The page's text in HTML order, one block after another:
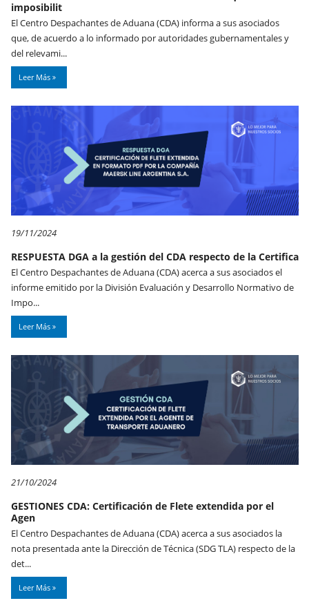
imposibilit
El Centro Despachantes de Aduana (CDA) informa a sus asociados
que, de acuerdo a lo informado por autoridades gubernamentales y
del relevami...
Leer Más
19/11/2024
RESPUESTA DGA a la gestión del CDA respecto de la Certifica
El Centro Despachantes de Aduana (CDA) acerca a sus asociados el
informe emitido por la División Evaluación y Desarrollo Normativo de
Impo...
Leer Más
21/10/2024
GESTIONES CDA: Certificación de Flete extendida por el
Agen
El Centro Despachantes de Aduana (CDA) acerca a sus asociados la
nota presentada ante la Dirección de Técnica (SDG TLA) respecto de la
det...
Leer Más